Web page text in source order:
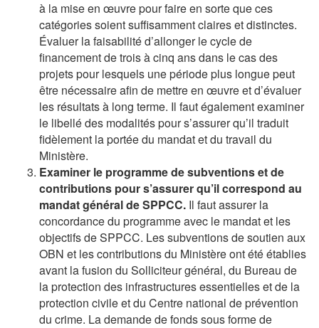
à la mise en œuvre pour faire en sorte que ces
catégories soient suffisamment claires et distinctes.
Évaluer la faisabilité d’allonger le cycle de
financement de trois à cinq ans dans le cas des
projets pour lesquels une période plus longue peut
être nécessaire afin de mettre en œuvre et d’évaluer
les résultats à long terme. Il faut également examiner
le libellé des modalités pour s’assurer qu’il traduit
fidèlement la portée du mandat et du travail du
Ministère.
Examiner le programme de subventions et de
contributions pour s’assurer qu’il correspond au
mandat général de SPPCC. Il faut assurer la
concordance du programme avec le mandat et les
objectifs de SPPCC. Les subventions de soutien aux
OBN et les contributions du Ministère ont été établies
avant la fusion du Solliciteur général, du Bureau de
la protection des infrastructures essentielles et de la
protection civile et du Centre national de prévention
du crime. La demande de fonds sous forme de